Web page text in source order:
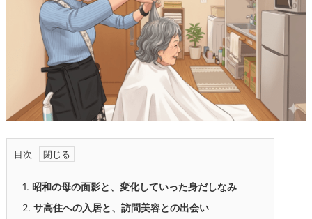
目次
1. 昭和の母の面影と、変化していった身だしなみ
2. サ高住への入居と、訪問美容との出会い